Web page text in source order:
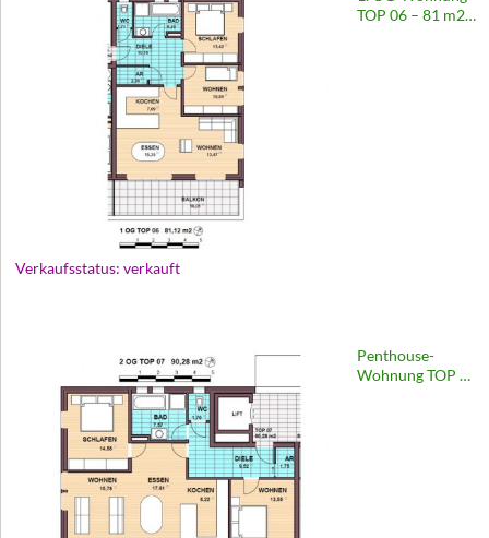
TOP 06 – 81 m2 |
Verkaufsstatus: verkauft
Penthouse-
Wohnung TOP 07